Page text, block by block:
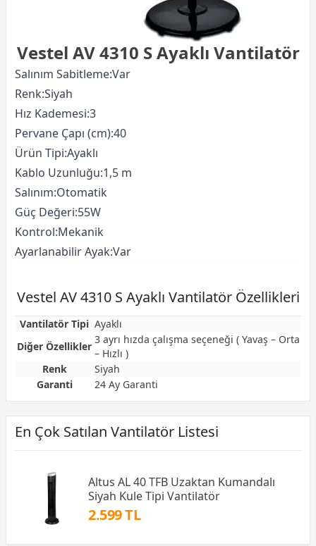
Vestel AV 4310 S Ayaklı Vantilatör
Salınım Sabitleme:Var
Renk:Siyah
Hız Kademesi:3
Pervane Çapı (cm):40
Ürün Tipi:Ayaklı
Kablo Uzunluğu:1,5 m
Salınım:Otomatik
Güç Değeri:55W
Kontrol:Mekanik
Ayarlanabilir Ayak:Var
Vestel AV 4310 S Ayaklı Vantilatör Özellikleri
Vantilatör Tipi Ayaklı
Diğer Özellikler
3 ayrı hızda çalışma seçeneği ( Yavaş – Orta
– Hızlı )
Renk
Siyah
Garanti
24 Ay Garanti
En Çok Satılan Vantilatör Listesi
Altus AL 40 TFB Uzaktan Kumandalı
Siyah Kule Tipi Vantilatör
2.599 TL